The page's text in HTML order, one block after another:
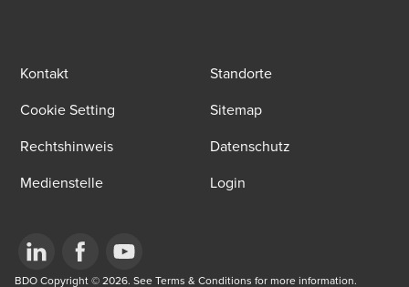
Kontakt
Standorte
Cookie Setting
Sitemap
Rechtshinweis
Datenschutz
Medienstelle
Login
Opens in a new window/tab
Opens in a new window/tab
Opens in a new window/tab
BDO Copyright © 2026. See Terms & Conditions for more information.